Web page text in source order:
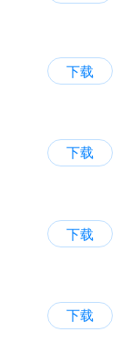
下载
下载
下载
下载